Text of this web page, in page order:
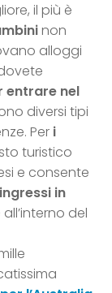
il più è
non
alloggi
entrare nel
diversi tipi
Per i
turistico
e consente
in
del